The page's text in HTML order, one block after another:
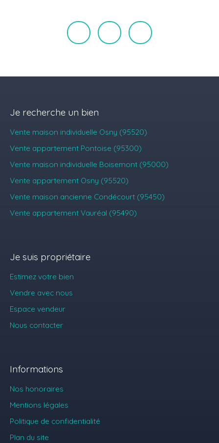
Je recherche un bien
Vente maison individuelle Osny (95520)
Vente appartement Pontoise (95300)
Vente maison individuelle Boisemont (95000)
Vente appartement Osny (95520)
Vente maison ancienne Condécourt (95450)
Vente appartement Vauréal (95490)
Je suis propriétaire
Estimez votre bien
Vendre avec nous
Espace vendeur
Nous contacter
Informations
Nos honoraires
Mentions légales
Politique de confidentialité
Plan du site